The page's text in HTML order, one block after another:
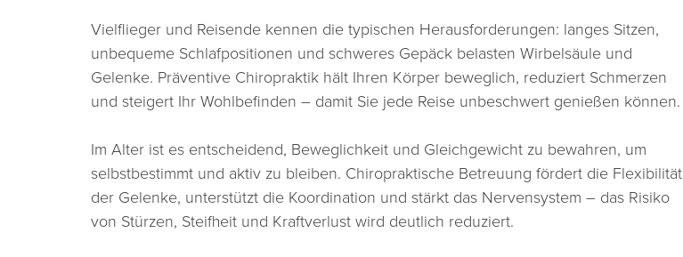
Vielflieger und Reisende kennen die typischen Herausforderungen: langes Sitzen,
unbequeme Schlafpositionen und schweres Gepäck belasten Wirbelsäule und
Gelenke. Präventive Chiropraktik hält Ihren Körper beweglich, reduziert Schmerzen
und steigert Ihr Wohlbefinden – damit Sie jede Reise unbeschwert genießen können.
Im Alter ist es entscheidend, Beweglichkeit und Gleichgewicht zu bewahren, um
selbstbestimmt und aktiv zu bleiben. Chiropraktische Betreuung fördert die Flexibilität
der Gelenke, unterstützt die Koordination und stärkt das Nervensystem – das Risiko
von Stürzen, Steifheit und Kraftverlust wird deutlich reduziert.